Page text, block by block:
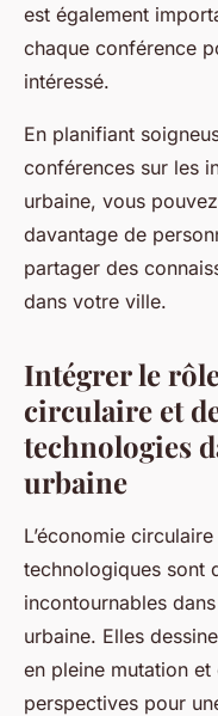
est également
chaque conférence
intéressé.
En planifiant
conférences sur les
urbaine, vous
davantage de
partager des
dans votre ville.
Intégrer le
circulaire et
technologies
urbaine
L’économie
technologiques sont
incontournables
urbaine. Elles
en pleine mutation
perspectives pour